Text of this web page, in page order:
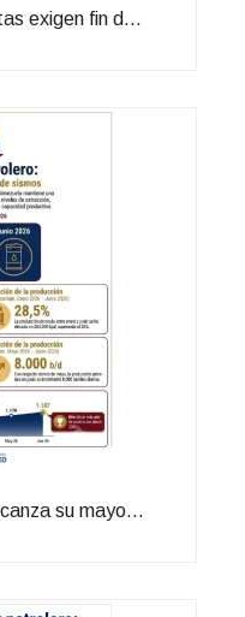
exigen fin d...
su mayo...